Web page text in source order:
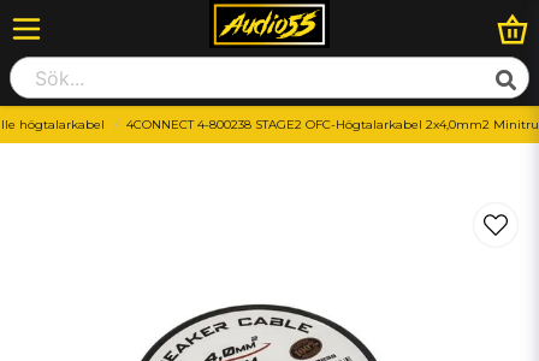
högtalarkabel 4CONNECT 4-800238 STAGE2 OFC-Högtalarkabel 2x4,0mm2